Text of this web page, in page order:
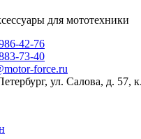
для мототехники
42-76
73-40
force.ru
ул. Салова, д. 57,